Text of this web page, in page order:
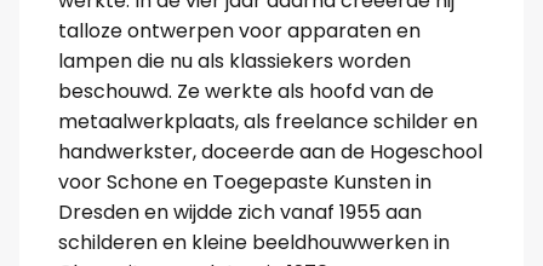
talloze ontwerpen voor apparaten en
lampen die nu als klassiekers worden
beschouwd. Ze werkte als hoofd van de
metaalwerkplaats, als freelance schilder en
handwerkster, doceerde aan de Hogeschool
voor Schone en Toegepaste Kunsten in
Dresden en wijdde zich vanaf 1955 aan
schilderen en kleine beeldhouwwerken in